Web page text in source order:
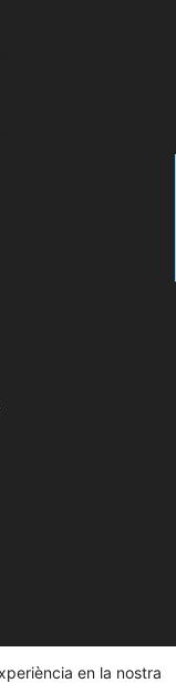
en la nostra